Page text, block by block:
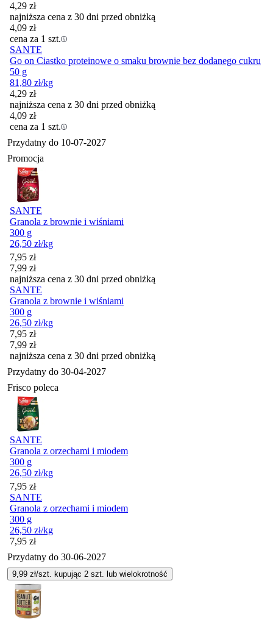
4,29 zł
najniższa cena z 30 dni przed obniżką
4,09 zł
cena za 1 szt.
SANTE
Go on Ciastko proteinowe o smaku brownie bez dodanego cukru
50 g
81,80 zł/kg
4,29 zł
najniższa cena z 30 dni przed obniżką
4,09 zł
cena za 1 szt.
Przydatny do 10-07-2027
Promocja
SANTE
Granola z brownie i wiśniami
300 g
26,50 zł/kg
Cena promocyjna
7,95 zł
7,99 zł
najniższa cena z 30 dni przed obniżką
SANTE
Granola z brownie i wiśniami
300 g
26,50 zł/kg
Cena promocyjna
7,95 zł
7,99 zł
najniższa cena z 30 dni przed obniżką
Przydatny do 30-04-2027
Frisco poleca
SANTE
Granola z orzechami i miodem
300 g
26,50 zł/kg
Cena
7,95 zł
SANTE
Granola z orzechami i miodem
300 g
26,50 zł/kg
Cena
7,95 zł
Przydatny do 30-06-2027
9,99 zł/szt. kupując 2 szt. lub wielokrotność